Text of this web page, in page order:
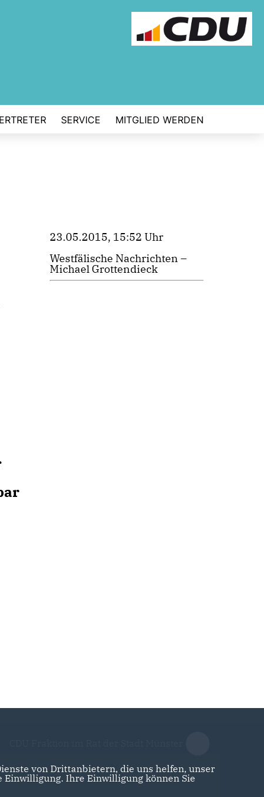
SERVICE MITGLIED WERDEN
23.05.2015, 15:52 Uhr
Westfälische Nachrichten –
Michael Grottendieck
von Drittanbietern, die uns helfen, unser
Einwilligung. Ihre Einwilligung können Sie